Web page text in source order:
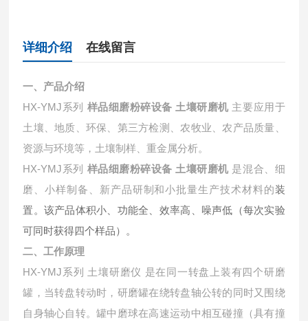
详细介绍 在线留言
一、产品介绍
HX-YMJ系列 样品细磨粉碎设备 土壤研磨机 主要应用于
土壤、地质、环保、第三方检测、农牧业、农产品质量、
资源与环境等，土壤制样、重金属分析。
HX-YMJ系列 样品细磨粉碎设备 土壤研磨机 是混合、细
磨、小样制备、新产品研制和小批量生产技术材料的装
置。该产品体积小、功能全、效率高、噪声低（每次实验
可同时获得四个样品）。
二、工作原理
HX-YMJ系列 土壤研磨仪 是在同一转盘上装有四个研磨
罐，当转盘转动时，研磨罐在绕转盘轴公转的同时又围绕
自身轴心自转。罐中磨球在高速运动中相互碰撞（具有撞